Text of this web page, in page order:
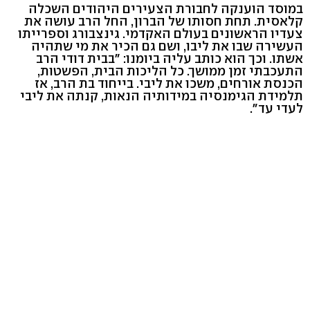
במוסד הוענקה לחבורת הצעירים היהודים השכלה
קלאסית. תחת חסותו של הברון, החל הרב עושה את
צעדיו הראשונים בעולם האקדמי. גינצבורג וספרייתו
העשירה שבו את ליבו, ושם גם הכיר את מי שתהיה
אשתו. וכך הוא כותב עליה ביומנו: "בבית דודי הרב
התעכבתי זמן ממושך. כל הליכות הבית, הפשטות,
הכנסת אורחים, משכו את ליבי. בייחוד בת הרב, אז
תלמידת הגימנסיה במידותיה הנאות, קנתה את ליבי
לעדי עד".